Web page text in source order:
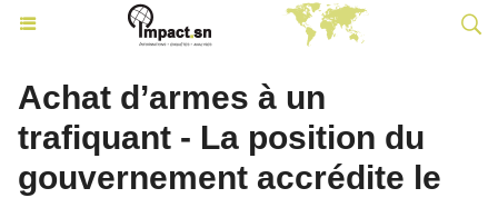
Achat d’armes à un
trafiquant - La position du
gouvernement accrédite le